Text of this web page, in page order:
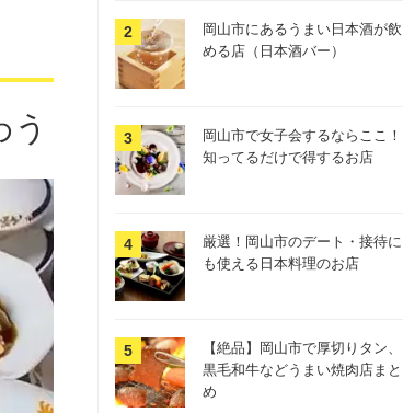
岡山市にあるうまい日本酒が飲
める店（日本酒バー）
岡山市で女子会するならここ！
知ってるだけで得するお店
厳選！岡山市のデート・接待に
も使える日本料理のお店
【絶品】岡山市で厚切りタン、
黒毛和牛などうまい焼肉店まと
め